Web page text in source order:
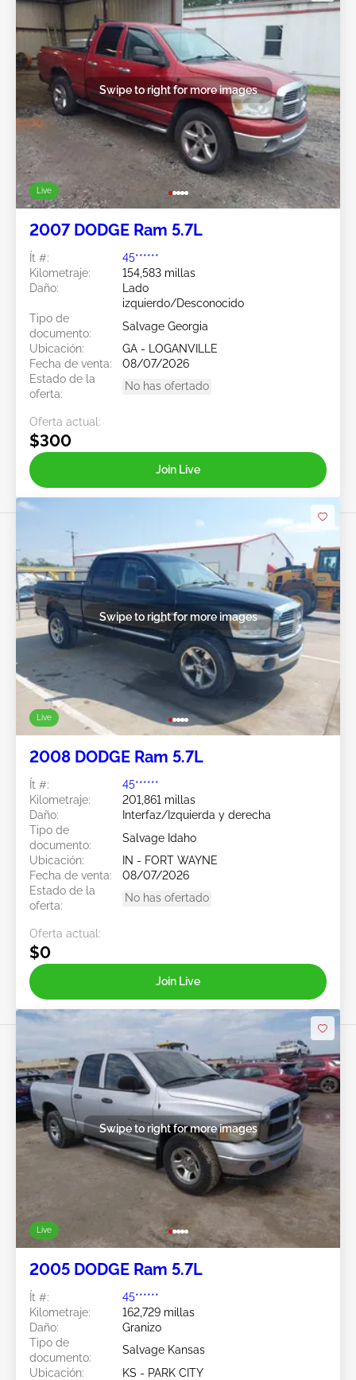
Live
Swipe to right for more images
2007 DODGE Ram 5.7L
Ít #:
45******
Kilometraje:
154,583 millas
Daño:
Lado
izquierdo/Desconocido
Tipo de
documento:
Salvage Georgia
Ubicación:
GA - LOGANVILLE
Fecha de venta:
08/07/2026
Estado de la
oferta:
No has ofertado
Oferta actual:
$300
Join Live
Live
Swipe to right for more images
2008 DODGE Ram 5.7L
Ít #:
45******
Kilometraje:
201,861 millas
Daño:
Interfaz/Izquierda y derecha
Tipo de
documento:
Salvage Idaho
Ubicación:
IN - FORT WAYNE
Fecha de venta:
08/07/2026
Estado de la
oferta:
No has ofertado
Oferta actual:
$0
Join Live
Live
Swipe to right for more images
2005 DODGE Ram 5.7L
Ít #:
45******
Kilometraje:
162,729 millas
Daño:
Granizo
Tipo de
documento:
Salvage Kansas
Ubicación:
KS - PARK CITY